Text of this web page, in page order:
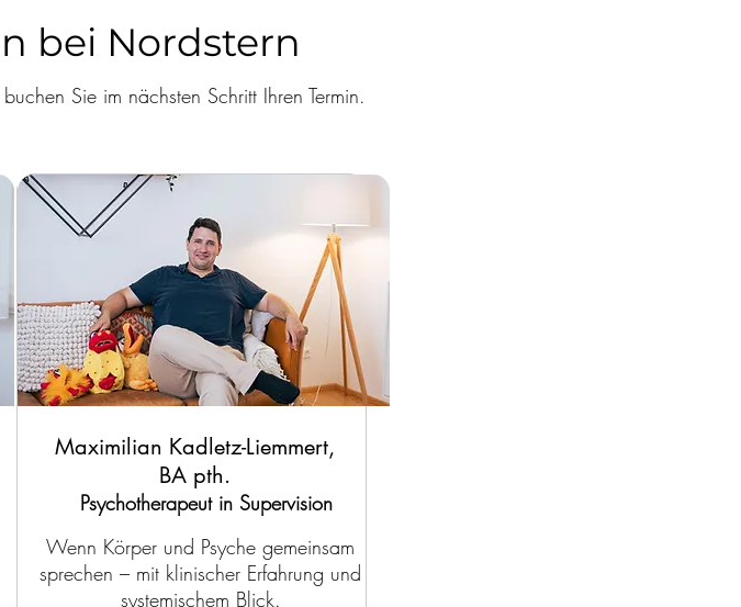
bei Nordstern
Sie im nächsten Schritt Ihren Termin.
Maximilian Kadletz-Liemmert,
BA pth.
Psychotherapeut in Supervision
Wenn Körper und Psyche gemeinsam
sprechen – mit klinischer Erfahrung und
systemischem Blick.